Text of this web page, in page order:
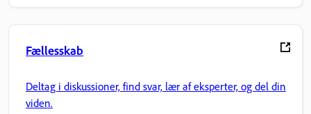
Fællesskab
Deltag i diskussioner, find svar, lær af eksperter, og del din
viden.